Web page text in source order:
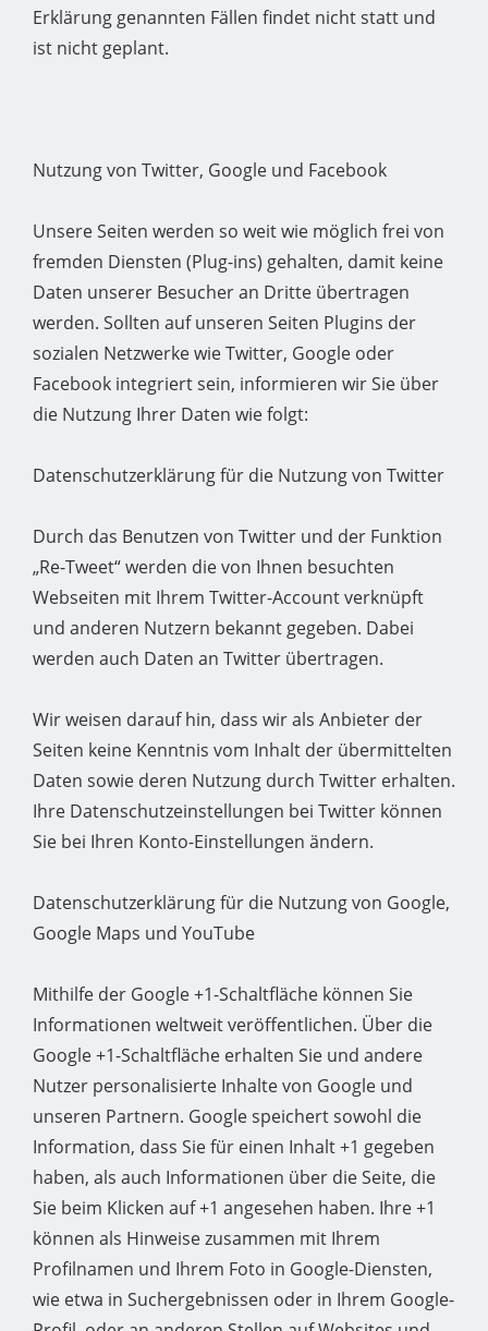
Erklärung genannten Fällen findet nicht statt und
ist nicht geplant.
Nutzung von Twitter, Google und Facebook
Unsere Seiten werden so weit wie möglich frei von
fremden Diensten (Plug-ins) gehalten, damit keine
Daten unserer Besucher an Dritte übertragen
werden. Sollten auf unseren Seiten Plugins der
sozialen Netzwerke wie Twitter, Google oder
Facebook integriert sein, informieren wir Sie über
die Nutzung Ihrer Daten wie folgt:
Datenschutzerklärung für die Nutzung von Twitter
Durch das Benutzen von Twitter und der Funktion
„Re-Tweet“ werden die von Ihnen besuchten
Webseiten mit Ihrem Twitter-Account verknüpft
und anderen Nutzern bekannt gegeben. Dabei
werden auch Daten an Twitter übertragen.
Wir weisen darauf hin, dass wir als Anbieter der
Seiten keine Kenntnis vom Inhalt der übermittelten
Daten sowie deren Nutzung durch Twitter erhalten.
Ihre Datenschutzeinstellungen bei Twitter können
Sie bei Ihren Konto-Einstellungen ändern.
Datenschutzerklärung für die Nutzung von Google,
Google Maps und YouTube
Mithilfe der Google +1-Schaltfläche können Sie
Informationen weltweit veröffentlichen. Über die
Google +1-Schaltfläche erhalten Sie und andere
Nutzer personalisierte Inhalte von Google und
unseren Partnern. Google speichert sowohl die
Information, dass Sie für einen Inhalt +1 gegeben
haben, als auch Informationen über die Seite, die
Sie beim Klicken auf +1 angesehen haben. Ihre +1
können als Hinweise zusammen mit Ihrem
Profilnamen und Ihrem Foto in Google-Diensten,
wie etwa in Suchergebnissen oder in Ihrem Google-